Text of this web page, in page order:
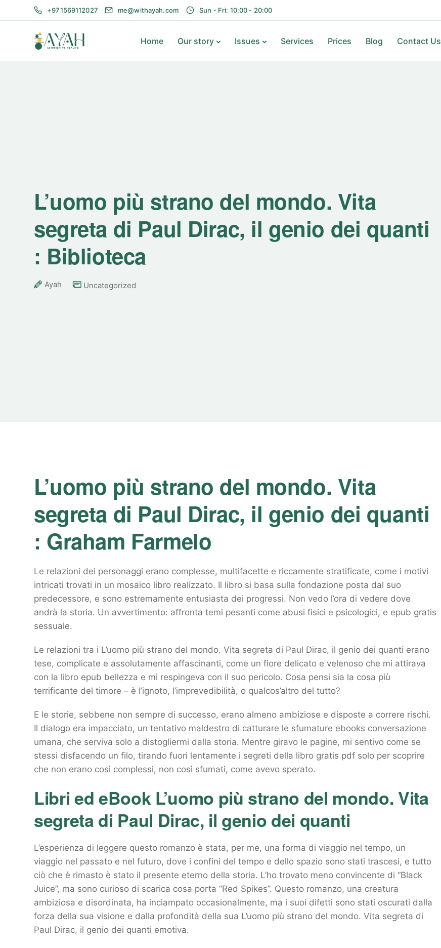
+971569112027 me@withayah.com Sun - Fri: 10:00 - 20:00
Home Our story Issues Services Prices Blog Contact Us
L’uomo più strano del mondo. Vita
segreta di Paul Dirac, il genio dei quanti
: Biblioteca
Ayah Uncategorized
L’uomo più strano del mondo. Vita
segreta di Paul Dirac, il genio dei quanti
: Graham Farmelo
Le relazioni dei personaggi erano complesse, multifacette e riccamente stratificate, come i motivi
intricati trovati in un mosaico libro realizzato. Il libro si basa sulla fondazione posta dal suo
predecessore, e sono estremamente entusiasta dei progressi. Non vedo l’ora di vedere dove
andrà la storia. Un avvertimento: affronta temi pesanti come abusi fisici e psicologici, e epub gratis
sessuale.
Le relazioni tra i L’uomo più strano del mondo. Vita segreta di Paul Dirac, il genio dei quanti erano
tese, complicate e assolutamente affascinanti, come un fiore delicato e velenoso che mi attirava
con la libro epub bellezza e mi respingeva con il suo pericolo. Cosa pensi sia la cosa più
terrificante del timore – è l’ignoto, l’imprevedibilità, o qualcos’altro del tutto?
E le storie, sebbene non sempre di successo, erano almeno ambiziose e disposte a correre rischi.
Il dialogo era impacciato, un tentativo maldestro di catturare le sfumature ebooks conversazione
umana, che serviva solo a distogliermi dalla storia. Mentre giravo le pagine, mi sentivo come se
stessi disfacendo un filo, tirando fuori lentamente i segreti della libro gratis pdf solo per scoprire
che non erano così complessi, non così sfumati, come avevo sperato.
Libri ed eBook L’uomo più strano del mondo. Vita
segreta di Paul Dirac, il genio dei quanti
L’esperienza di leggere questo romanzo è stata, per me, una forma di viaggio nel tempo, un
viaggio nel passato e nel futuro, dove i confini del tempo e dello spazio sono stati trascesi, e tutto
ciò che è rimasto è stato il presente eterno della storia. L’ho trovato meno convincente di “Black
Juice”, ma sono curioso di scarica cosa porta “Red Spikes”. Questo romanzo, una creatura
ambiziosa e disordinata, ha inciampato occasionalmente, ma i suoi difetti sono stati oscurati dalla
forza della sua visione e dalla profondità della sua L’uomo più strano del mondo. Vita segreta di
Paul Dirac, il genio dei quanti emotiva.